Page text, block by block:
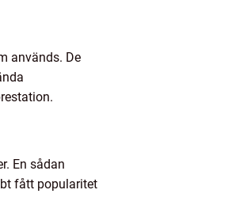
används. De
En sådan
fått popularitet